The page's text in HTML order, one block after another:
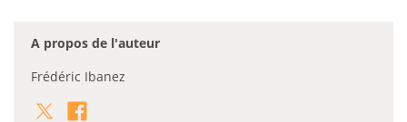
A propos de l'auteur
Frédéric Ibanez